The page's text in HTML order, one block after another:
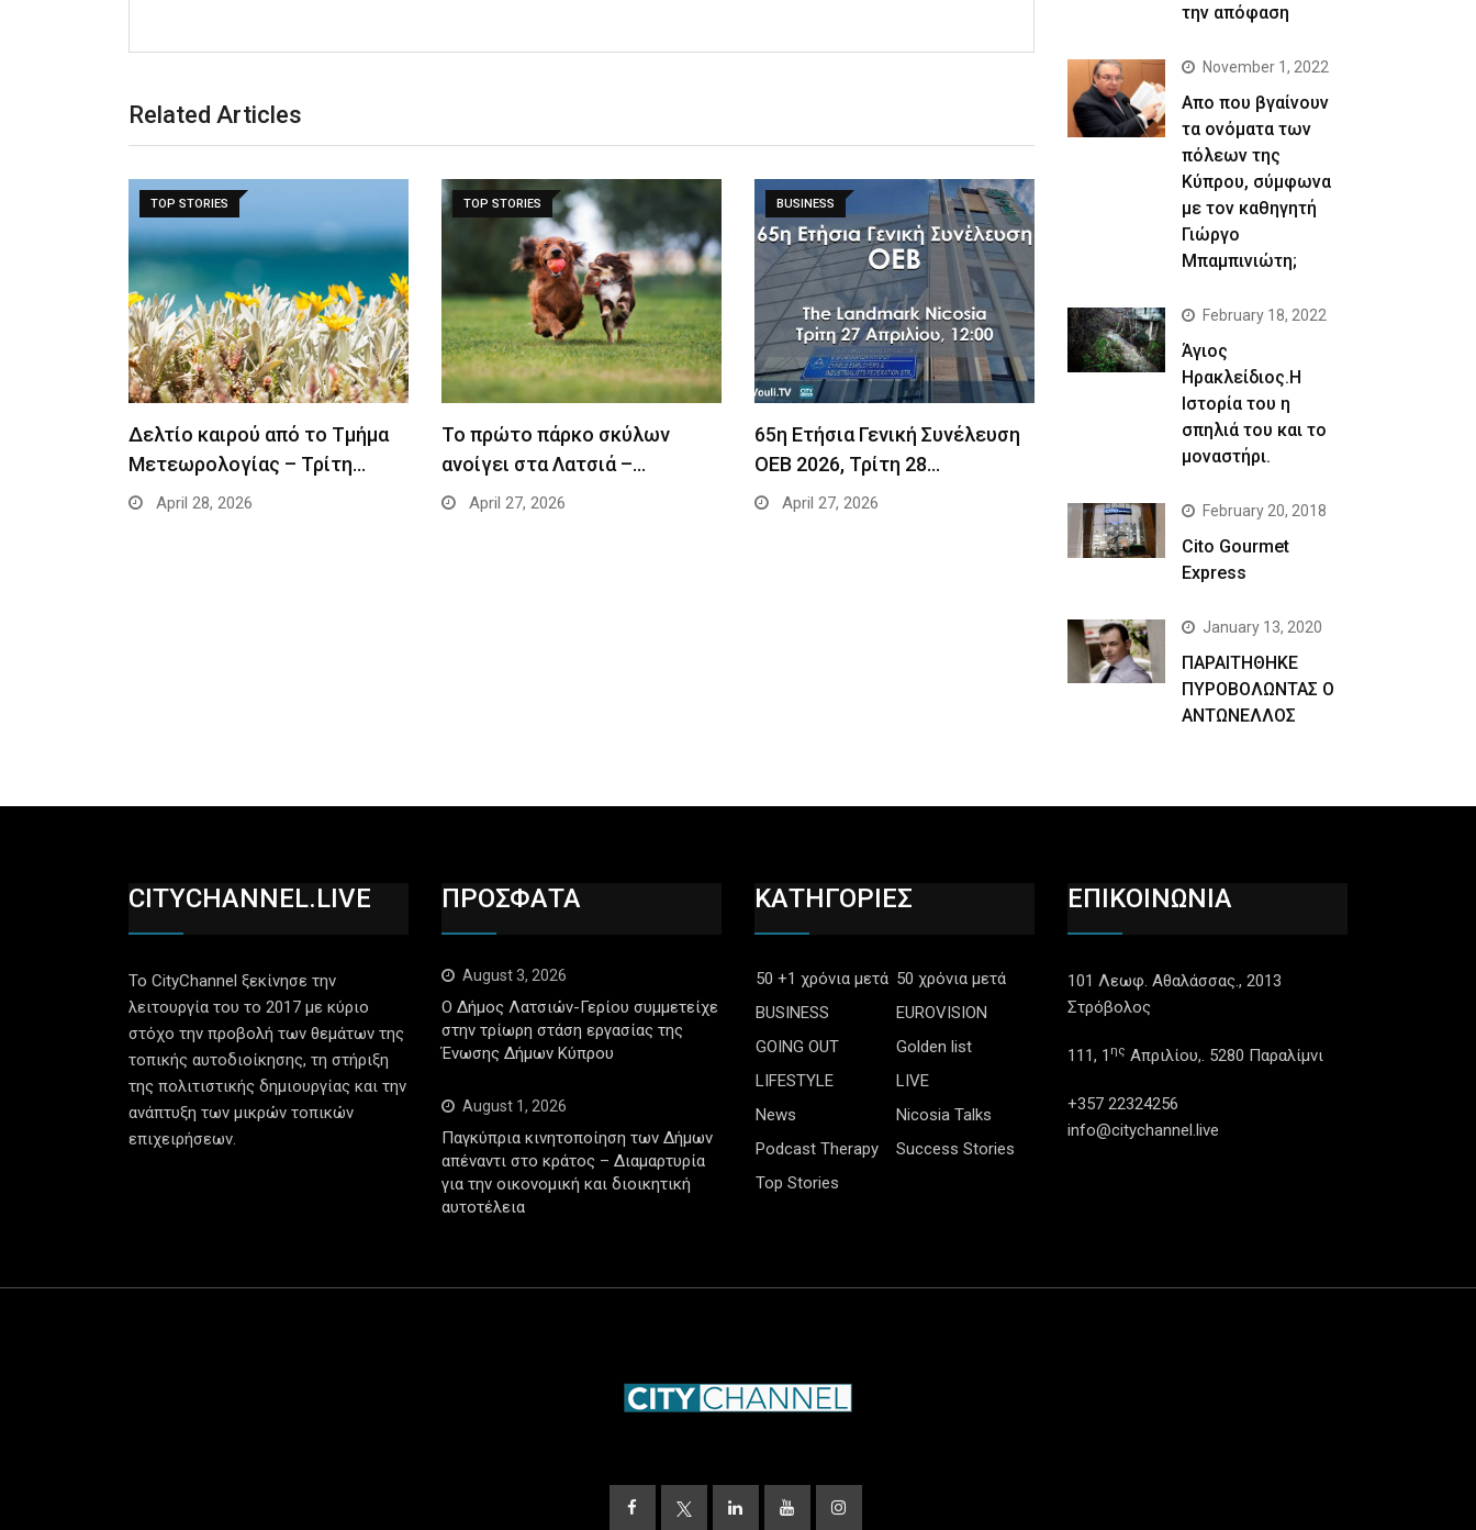
Related Articles
TOP STORIES
Δελτίο καιρού από το Τμήμα
Μετεωρολογίας – Τρίτη…
April 28, 2026
TOP STORIES
Το πρώτο πάρκο σκύλων
ανοίγει στα Λατσιά –…
April 27, 2026
BUSINESS
65η Ετήσια Γενική Συνέλευση
ΟΕΒ 2026, Τρίτη 28…
April 27, 2026
την απόφαση
November 1, 2022
Απο που βγαίνουν
τα ονόματα των
πόλεων της
Κύπρου, σύμφωνα
με τον καθηγητή
Γιώργο
Μπαμπινιώτη;
February 18, 2022
Άγιος
Ηρακλείδιος.Η
Ιστορία του η
σπηλιά του και το
μοναστήρι.
February 20, 2018
Cito Gourmet
Express
January 13, 2020
ΠΑΡΑΙΤΗΘΗΚΕ
ΠΥΡΟΒΟΛΩΝΤΑΣ Ο
ΑΝΤΩΝΕΛΛΟΣ
CITYCHANNEL.LIVE
Το CityChannel ξεκίνησε την
λειτουργία του το 2017 με κύριο
στόχο την προβολή των θεμάτων της
τοπικής αυτοδιοίκησης, τη στήριξη
της πολιτιστικής δημιουργίας και την
ανάπτυξη των μικρών τοπικών
επιχειρήσεων.
ΠΡΟΣΦΑΤΑ
August 3, 2026
Ο Δήμος Λατσιών-Γερίου συμμετείχε
στην τρίωρη στάση εργασίας της
Ένωσης Δήμων Κύπρου
August 1, 2026
Παγκύπρια κινητοποίηση των Δήμων
απέναντι στο κράτος – Διαμαρτυρία
για την οικονομική και διοικητική
αυτοτέλεια
ΚΑΤΗΓΟΡΙΕΣ
50 +1 χρόνια μετά 50 χρόνια μετά
BUSINESS
EUROVISION
GOING OUT
Golden list
LIFESTYLE
LIVE
News
Nicosia Talks
Podcast Therapy
Success Stories
Top Stories
ΕΠΙΚΟΙΝΩΝΙΑ
101 Λεωφ. Αθαλάσσας., 2013
Στρόβολος
111, 1 ης Απριλίου,. 5280 Παραλίμνι
+357 22324256
info@citychannel.live